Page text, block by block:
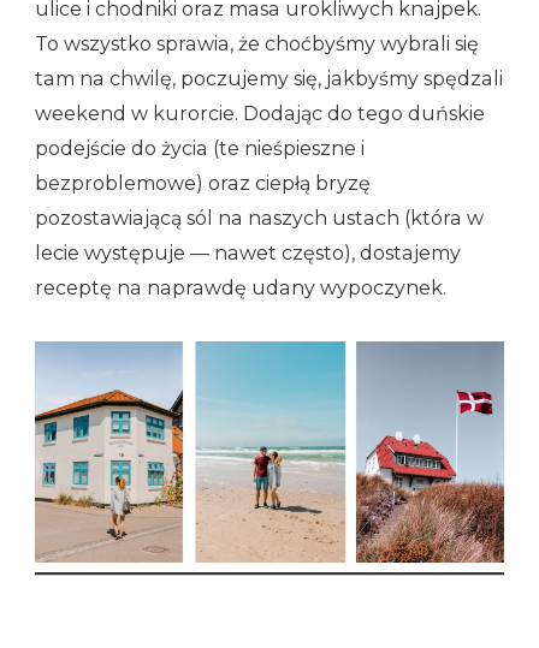
ulice i chodniki oraz masa urokliwych knajpek.
To wszystko sprawia, że choćbyśmy wybrali się
tam na chwilę, poczujemy się, jakbyśmy spędzali
weekend w kurorcie. Dodając do tego duńskie
podejście do życia (te nieśpieszne i
bezproblemowe) oraz ciepłą bryzę
pozostawiającą sól na naszych ustach (która w
lecie występuje — nawet często), dostajemy
receptę na naprawdę udany wypoczynek.